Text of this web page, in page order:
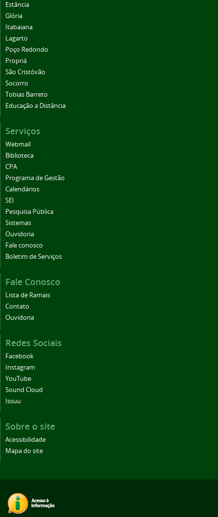
Estância
Glória
Itabaiana
Lagarto
Poço Redondo
Propriá
São Cristóvão
Socorro
Tobias Barreto
Educação a Distância
Serviços
Webmail
Biblioteca
CPA
Programa de Gestão
Calendários
SEI
Pesquisa Pública
Sistemas
Ouvidoria
Fale conosco
Boletim de Serviços
Fale Conosco
Lista de Ramais
Contato
Ouvidoria
Redes Sociais
Facebook
Instagram
YouTube
Sound Cloud
Issuu
Sobre o site
Acessibilidade
Mapa do site